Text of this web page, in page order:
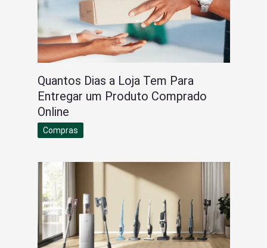
Quantos Dias a Loja Tem Para
Entregar um Produto Comprado
Online
Compras